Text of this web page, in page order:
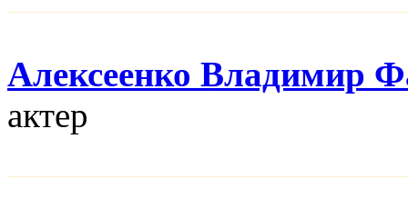
Алексеенко Владимир
актер